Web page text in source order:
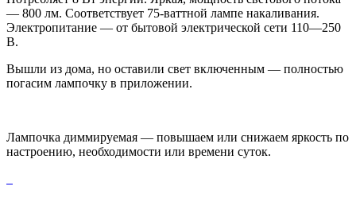
— 800 лм. Соответствует 75-ваттной лампе накаливания.
Электропитание — от бытовой электрической сети 110—250
В.
Вышли из дома, но оставили свет включенным — полностью
погасим лампочку в приложении.
Лампочка диммируемая — повышаем или снижаем яркость по
настроению, необходимости или времени суток.